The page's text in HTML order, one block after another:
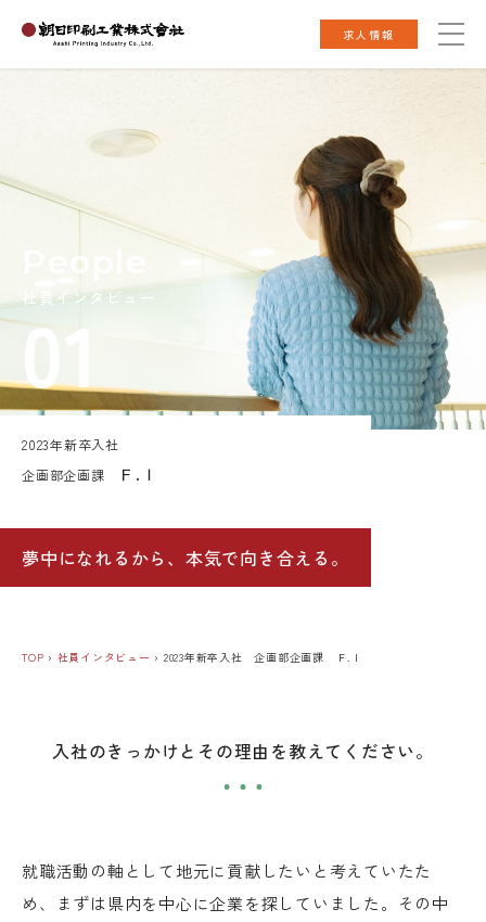
求人情報
People
社員インタビュー
01
2023年新卒入社
企画部企画課
Ｆ.Ｉ
夢中になれるから、本気で向き合える。
TOP › 社員インタビュー › 2023年新卒入社 企画部企画課 Ｆ.Ｉ
入社のきっかけとその理由を教えてください。
就職活動の軸として地元に貢献したいと考えていたた
め、まずは県内を中心に企業を探していました。その中